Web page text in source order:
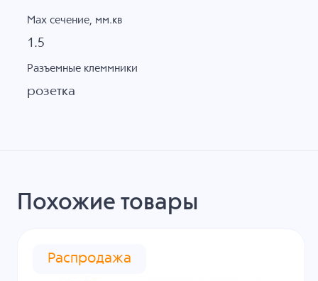
Max сечение, мм.кв
1.5
Разъемные клеммники
розетка
Похожие товары
Распродажа